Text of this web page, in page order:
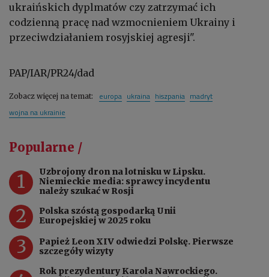
ukraińskich dyplmatów czy zatrzymać ich
codzienną pracę nad wzmocnieniem Ukrainy i
przeciwdziałaniem rosyjskiej agresji".
PAP/IAR/PR24/dad
Zobacz więcej na temat: europa ukraina hiszpania madryt
wojna na ukrainie
Popularne /
1
Uzbrojony dron na lotnisku w Lipsku.
Niemieckie media: sprawcy incydentu
należy szukać w Rosji
2
Polska szóstą gospodarką Unii
Europejskiej w 2025 roku
3
Papież Leon XIV odwiedzi Polskę. Pierwsze
szczegóły wizyty
Rok prezydentury Karola Nawrockiego.